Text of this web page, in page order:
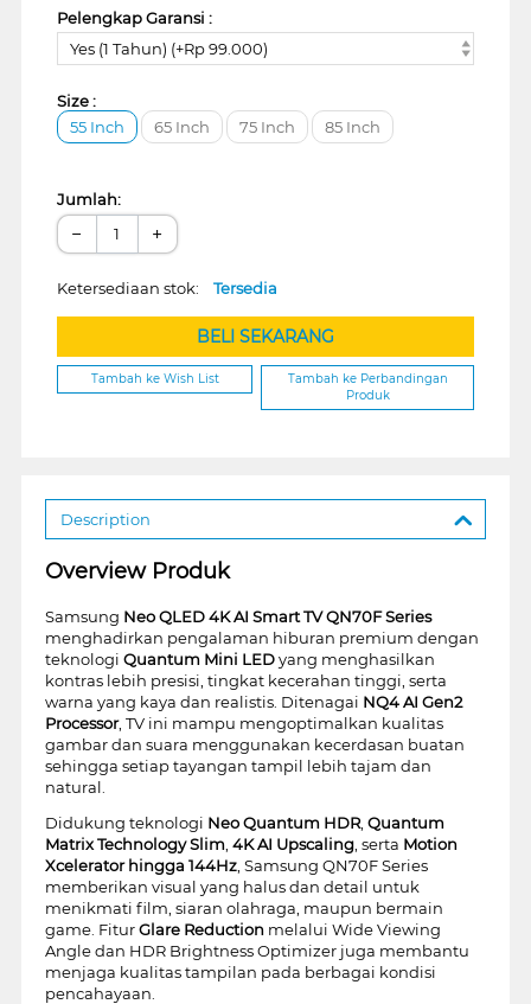
Pelengkap Garansi :
Yes (1 Tahun) (+Rp 99.000)
Size :
55 Inch
65 Inch 75 Inch 85 Inch
Jumlah:
− +
Ketersediaan stok: Tersedia
BELI SEKARANG
Tambah ke Wish List
Tambah ke Perbandingan
Produk
Description
Overview Produk
Samsung Neo QLED 4K AI Smart TV QN70F Series
menghadirkan pengalaman hiburan premium dengan
teknologi Quantum Mini LEDyang menghasilkan
kontras lebih presisi, tingkat kecerahan tinggi, serta
warna yang kaya dan realistis. Ditenagai NQ4 AI Gen2
Processor, TV ini mampu mengoptimalkan kualitas
gambar dan suara menggunakan kecerdasan buatan
sehingga setiap tayangan tampil lebih tajam dan
natural.
Didukung teknologi Neo Quantum HDR, Quantum
Matrix Technology Slim, 4K AI Upscaling, serta Motion
Xcelerator hingga 144Hz, Samsung QN70F Series
memberikan visual yang halus dan detail untuk
menikmati film, siaran olahraga, maupun bermain
game. FiturGlare Reductionmelalui Wide Viewing
Angle dan HDR Brightness Optimizer juga membantu
menjaga kualitas tampilan pada berbagai kondisi
pencahayaan.